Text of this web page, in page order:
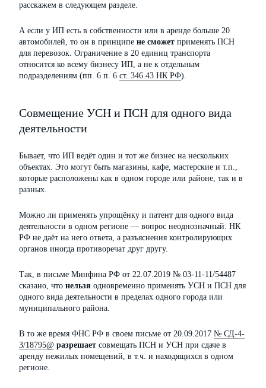
расскажем в следующем разделе.
А если у ИП есть в собственности или в аренде больше 20
автомобилей, то он в принципе не сможет применять ПСН
для перевозок. Ограничение в 20 единиц транспорта
относится ко всему бизнесу ИП, а не к отдельным
подразделениям (пп. 6 п. 6 ст. 346.43 НК РФ).
Совмещение УСН и ПСН для одного вида
деятельности
Бывает, что ИП ведёт один и тот же бизнес на нескольких
объектах. Это могут быть магазины, кафе, мастерские и т.п.,
которые расположены как в одном городе или районе, так и в
разных.
Можно ли применять упрощёнку и патент для одного вида
деятельности в одном регионе — вопрос неоднозначный. НК
РФ не даёт на него ответа, а разъяснения контролирующих
органов иногда противоречат друг другу.
Так, в письме Минфина РФ от 22.07.2019 № 03-11-11/54487
сказано, что нельзя одновременно применять УСН и ПСН для
одного вида деятельности в пределах одного города или
муниципального района.
В то же время ФНС РФ в своем письме от 20.09.2017 № СД-4-
3/18795@ разрешает совмещать ПСН и УСН при сдаче в
аренду нежилых помещений, в т.ч. и находящихся в одном
регионе.